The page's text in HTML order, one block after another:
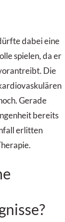
dabei eine
spielen, da er
Die
Gerade
bereits
erlitten